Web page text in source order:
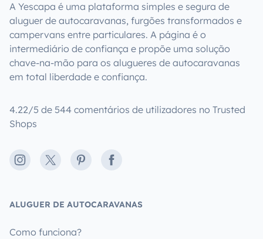
A Yescapa é uma plataforma simples e segura de
aluguer de autocaravanas, furgões transformados e
campervans entre particulares. A página é o
intermediário de confiança e propõe uma solução
chave-na-mão para os alugueres de autocaravanas
em total liberdade e confiança.
4.22/5 de 544 comentários de utilizadores no Trusted
Shops
Instagram
X PinterestFacebook
ALUGUER DE AUTOCARAVANAS
Como funciona?